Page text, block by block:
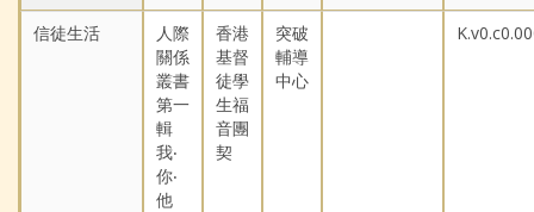
信徒生活
人際
關係
叢書
第一
輯
我‧
你‧
他
香港
基督
徒學
生福
音團
契
突破
輔導
中心